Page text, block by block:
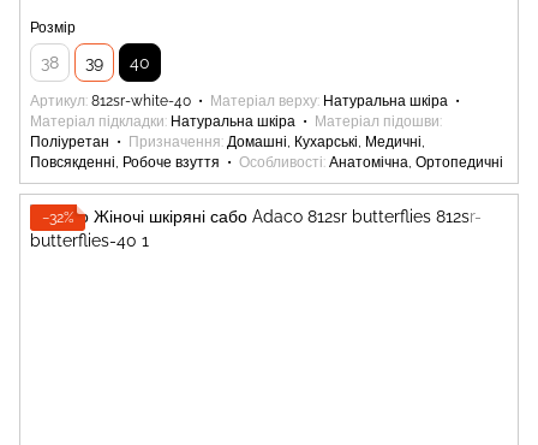
Розмір
38 39 40
Артикул 812sr-white-40 Матеріал верху Натуральна шкіра
Матеріал підкладки Натуральна шкіра
Матеріал підошви
Поліуретан
Призначення Домашні, Кухарські, Медичні,
Повсякденні, Робоче взуття
Особливості Анатомічна, Ортопедичні
−32%